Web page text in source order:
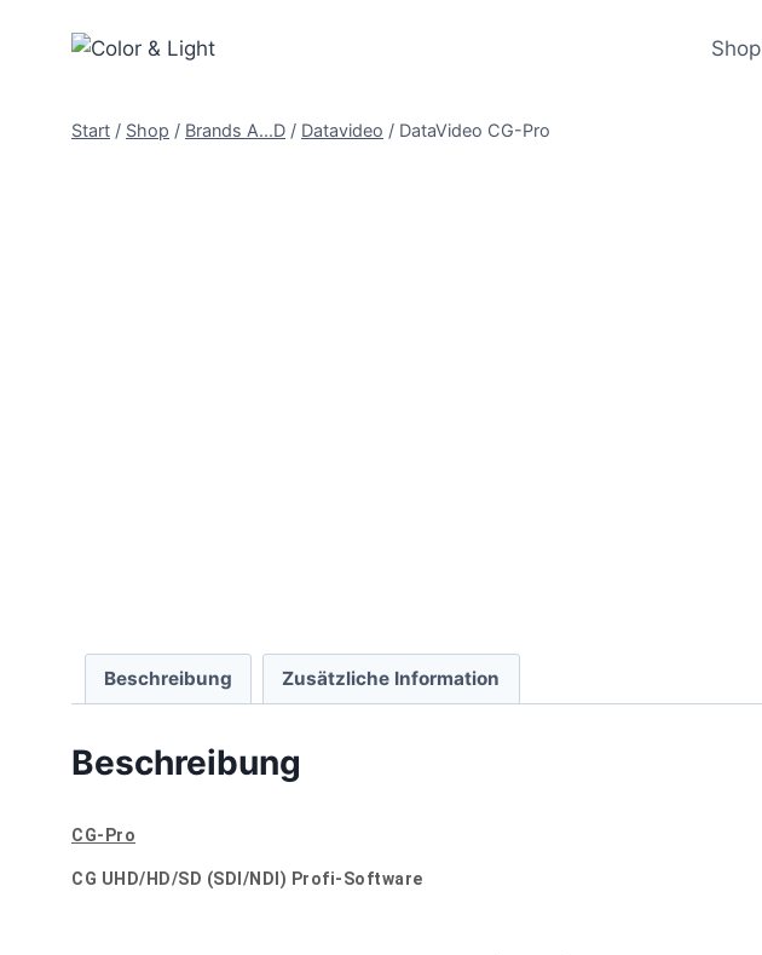
Shop
Start / Shop / Brands A...D / Datavideo / DataVideo CG-Pro
Beschreibung Zusätzliche Information
Beschreibung
CG-Pro
CG UHD/HD/SD (SDI/NDI) Profi-Software